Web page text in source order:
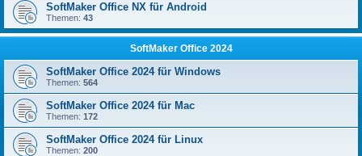
SoftMaker Office NX für Android
Themen: 43
SoftMaker Office 2024
SoftMaker Office 2024 für Windows
Themen: 564
SoftMaker Office 2024 für Mac
Themen: 172
SoftMaker Office 2024 für Linux
Themen: 200